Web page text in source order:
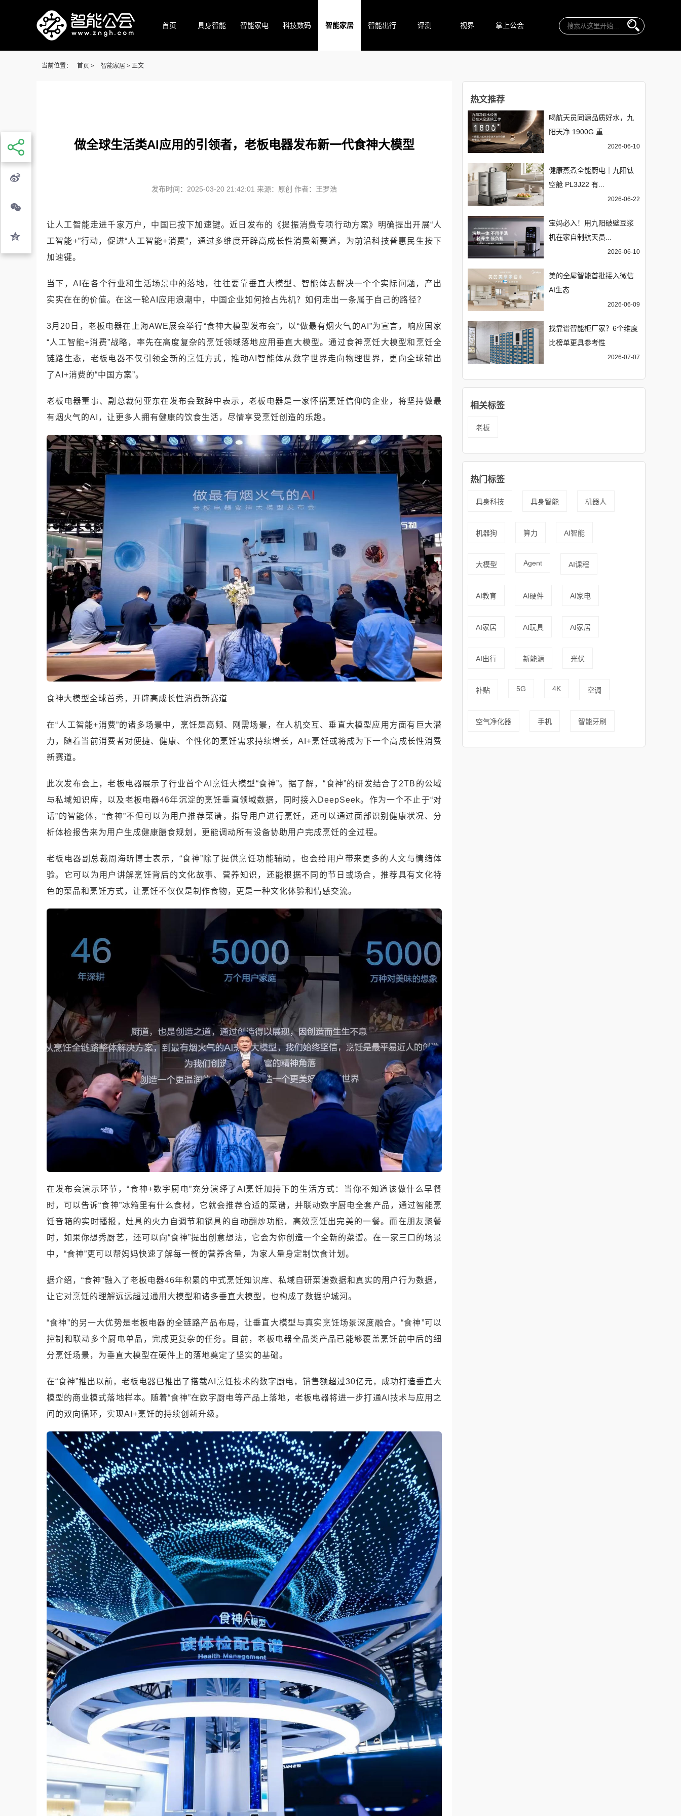
首页 具身智能 智能家电 科技数码 智能家居 智能出行 评测 视界 掌上公会
当前位置： 首页 > 智能家居 > 正文
做全球生活类AI应用的引领者，老板电器发布新一代食神大模型
发布时间：2025-03-20 21:42:01 来源：原创 作者：王罗浩
让人工智能走进千家万户，中国已按下加速键。近日发布的《提振消费专项行动方案》明确提出开展“人
工智能+”行动，促进“人工智能+消费”，通过多维度开辟高成长性消费新赛道，为前沿科技普惠民生按下
加速键。
当下，AI在各个行业和生活场景中的落地，往往要靠垂直大模型、智能体去解决一个个实际问题，产出
实实在在的价值。在这一轮AI应用浪潮中，中国企业如何抢占先机？如何走出一条属于自己的路径？
3月20日，老板电器在上海AWE展会举行“食神大模型发布会”，以“做最有烟火气的AI”为宣言，响应国家
“人工智能+消费”战略，率先在高度复杂的烹饪领域落地应用垂直大模型。通过食神烹饪大模型和烹饪全
链路生态，老板电器不仅引领全新的烹饪方式，推动AI智能体从数字世界走向物理世界，更向全球输出
了AI+消费的“中国方案”。
老板电器董事、副总裁何亚东在发布会致辞中表示，老板电器是一家怀揣烹饪信仰的企业，将坚持做最
有烟火气的AI，让更多人拥有健康的饮食生活，尽情享受烹饪创造的乐趣。
食神大模型全球首秀，开辟高成长性消费新赛道
在“人工智能+消费”的诸多场景中，烹饪是高频、刚需场景，在人机交互、垂直大模型应用方面有巨大潜
力，随着当前消费者对便捷、健康、个性化的烹饪需求持续增长，AI+烹饪或将成为下一个高成长性消费
新赛道。
此次发布会上，老板电器展示了行业首个AI烹饪大模型“食神”。据了解，“食神”的研发结合了2TB的公域
与私域知识库，以及老板电器46年沉淀的烹饪垂直领域数据，同时接入DeepSeek。作为一个不止于“对
话”的智能体，“食神”不但可以为用户推荐菜谱，指导用户进行烹饪，还可以通过面部识别健康状况、分
析体检报告来为用户生成健康膳食规划，更能调动所有设备协助用户完成烹饪的全过程。
老板电器副总裁周海昕博士表示，“食神”除了提供烹饪功能辅助，也会给用户带来更多的人文与情绪体
验。它可以为用户讲解烹饪背后的文化故事、营养知识，还能根据不同的节日或场合，推荐具有文化特
色的菜品和烹饪方式，让烹饪不仅仅是制作食物，更是一种文化体验和情感交流。
在发布会演示环节，“食神+数字厨电”充分演绎了AI烹饪加持下的生活方式：当你不知道该做什么早餐
时，可以告诉“食神”冰箱里有什么食材，它就会推荐合适的菜谱，并联动数字厨电全套产品，通过智能烹
饪音箱的实时播报，灶具的火力自调节和锅具的自动翻炒功能，高效烹饪出完美的一餐。而在朋友聚餐
时，如果你想秀厨艺，还可以向“食神”提出创意想法，它会为你创造一个全新的菜谱。在一家三口的场景
中，“食神”更可以帮妈妈快速了解每一餐的营养含量，为家人量身定制饮食计划。
据介绍，“食神”融入了老板电器46年积累的中式烹饪知识库、私域自研菜谱数据和真实的用户行为数据，
让它对烹饪的理解远远超过通用大模型和诸多垂直大模型，也构成了数据护城河。
“食神”的另一大优势是老板电器的全链路产品布局，让垂直大模型与真实烹饪场景深度融合。“食神”可以
控制和联动多个厨电单品，完成更复杂的任务。目前，老板电器全品类产品已能够覆盖烹饪前中后的细
分烹饪场景，为垂直大模型在硬件上的落地奠定了坚实的基础。
在“食神”推出以前，老板电器已推出了搭载AI烹饪技术的数字厨电，销售额超过30亿元，成功打造垂直大
模型的商业模式落地样本。随着“食神”在数字厨电等产品上落地，老板电器将进一步打通AI技术与应用之
间的双向循环，实现AI+烹饪的持续创新升级。
热文推荐
喝航天员同源品质好水，九
阳天净 1900G 重...
2026-06-10
健康蒸煮全能厨电｜九阳钛
空舱 PL3J22 有...
2026-06-22
宝妈必入！用九阳破壁豆浆
机在家自制航天员...
2026-06-10
美的全屋智能首批接入微信
AI生态
2026-06-09
找靠谱智能柜厂家？6个维度
比榜单更具参考性
2026-07-07
相关标签
老板
热门标签
具身科技 具身智能 机器人
机器狗 算力 AI智能
大模型 Agent AI课程
AI教育 AI硬件 AI家电
AI家居 AI玩具 AI家居
AI出行 新能源 光伏
补贴 5G 4K 空调
空气净化器 手机 智能牙刷